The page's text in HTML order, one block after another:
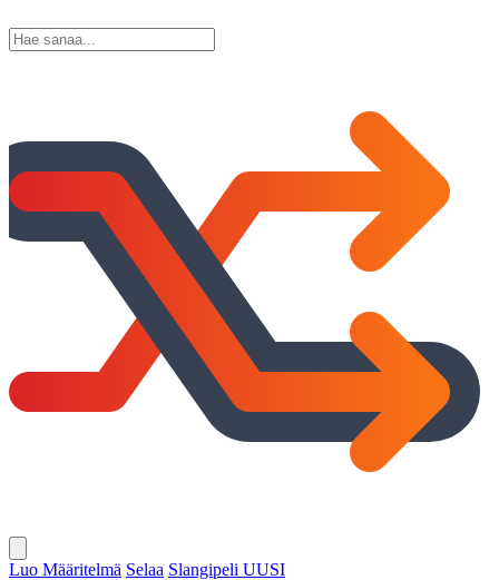
Luo Määritelmä Selaa Slangipeli UUSI